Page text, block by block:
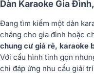
Dàn Karaoke Gia
Đang tìm kiếm một dàn
chăng cho gia đình hoặc
chung cư giá rẻ, karaoke
Với cấu hình tinh gọn
chỉ đáp ứng nhu cầu giải